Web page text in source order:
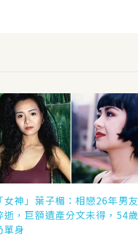
「女神」葉子楣：相戀26年男友
逝，巨額遺產分文未得，54歲
單身